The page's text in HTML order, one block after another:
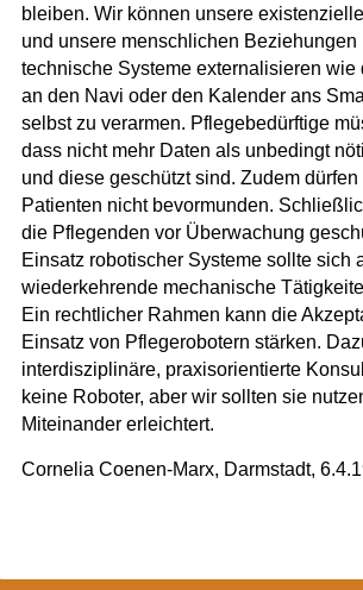
bleiben. Wir können unsere
und unsere menschlichen Beziehungen
technische Systeme externalisieren wie
an den Navi oder den Kalender ans
selbst zu verarmen. Pflegebedürftige
dass nicht mehr Daten als unbedingt
und diese geschützt sind. Zudem
Patienten nicht bevormunden.
die Pflegenden vor Überwachung
Einsatz robotischer Systeme sollte sich
wiederkehrende mechanische
Ein rechtlicher Rahmen kann die
Einsatz von Pflegerobotern stärken.
interdisziplinäre, praxisorientierte
keine Roboter, aber wir sollten sie
Miteinander erleichtert.
Cornelia Coenen-Marx, Darmstadt,